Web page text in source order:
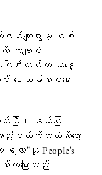
င်းကျေးရွာမှ စစ်
ကချင်
ေါင်းတပ်က ယနေ့
ဒေသခံစစ်ရေး
ြီ။ နယ်မြေ
ညံ့ခံလိုက်တယ်ဆိုတော့
ာ”ဟု People’s
ကပြောသည်။